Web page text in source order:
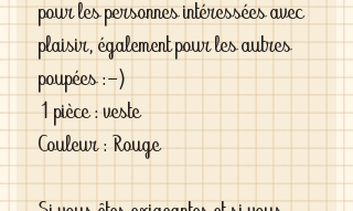
pour les personnes intéressées avec
plaisir, également pour les autres
poupées :-)
1 pièce : veste
Couleur : Rouge